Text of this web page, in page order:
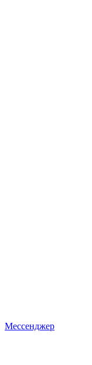
Мессенджер